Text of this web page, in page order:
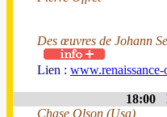
Des œuvres de Johann
Lien :
18:00
Chase Olson (Usa)